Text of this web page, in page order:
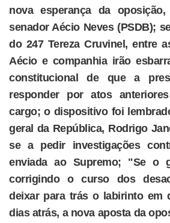
nova esperança da oposição,
senador Aécio Neves (PSDB);
do 247 Tereza Cruvinel, entre
Aécio e companhia irão
constitucional de que a
responder por atos
cargo; o dispositivo foi
geral da República, Rodrigo
se a pedir investigações
enviada ao Supremo; "Se o
corrigindo o curso dos
deixar para trás o labirinto em
dias atrás, a nova aposta da